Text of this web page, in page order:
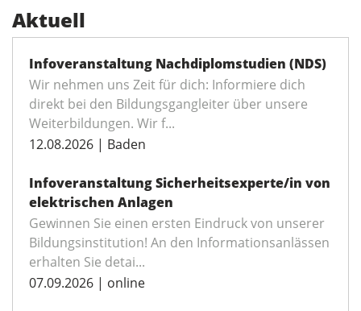
Aktuell
Infoveranstaltung Nachdiplomstudien (NDS)
Wir nehmen uns Zeit für dich: Informiere dich
direkt bei den Bildungsgangleiter über unsere
Weiterbildungen. Wir f...
12.08.2026 | Baden
Infoveranstaltung Sicherheitsexperte/in von
elektrischen Anlagen
Gewinnen Sie einen ersten Eindruck von unserer
Bildungsinstitution! An den Informationsanlässen
erhalten Sie detai...
07.09.2026 | online